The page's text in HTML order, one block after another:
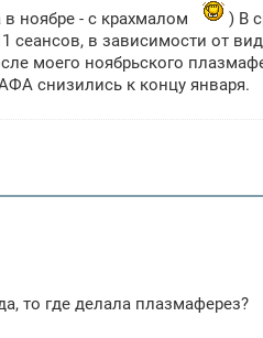
ноябре - с крахмалом
) В
сеансов, в зависимости от
моего ноябрьского
снизились к концу января.
то где делала плазмаферез?